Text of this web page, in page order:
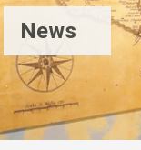
News